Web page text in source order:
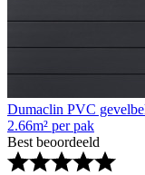
Dumaclin PVC
2.66m² per pak
Best beoordeeld